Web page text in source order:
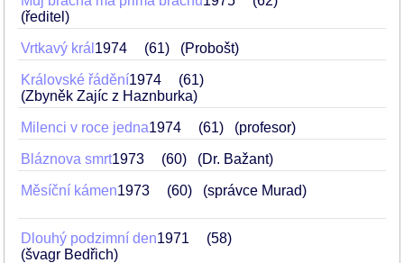
(ředitel)
Vrtkavý král 1974 61 (Probošt)
Královské řádění1974
61
(Zbyněk Zajíc z Haznburka)
Milenci v roce jedna1974 61 (profesor)
Bláznova smrt1973 60 (Dr. Bažant)
Měsíční kámen1973 60 (správce Murad)
Dlouhý podzimní den1971
58
(švagr Bedřich)